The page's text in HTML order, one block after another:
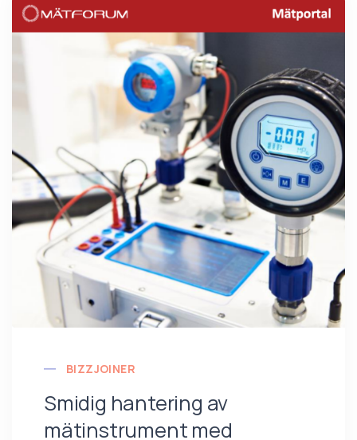
BIZZJOINER
Smidig hantering av
mätinstrument med